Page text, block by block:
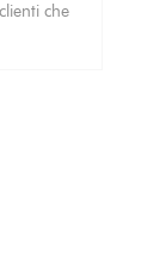
che